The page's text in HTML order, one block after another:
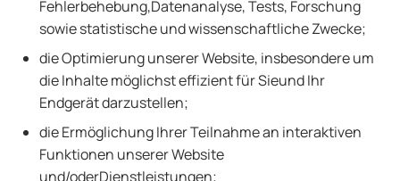
Fehlerbehebung,Datenanalyse, Tests, Forschung
sowie statistische und wissenschaftliche Zwecke;
die Optimierung unserer Website, insbesondere um
die Inhalte möglichst effizient für Sieund Ihr
Endgerät darzustellen;
die Ermöglichung Ihrer Teilnahme an interaktiven
Funktionen unserer Website
und/oderDienstleistungen;